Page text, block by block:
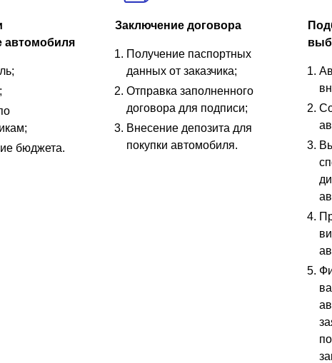
автомобиля
бюджета.
Заключение договора
Получение паспортных
данных от заказчика;
Отправка заполненного
договора для подписи;
Внесение депозита для
покупки автомобиля.